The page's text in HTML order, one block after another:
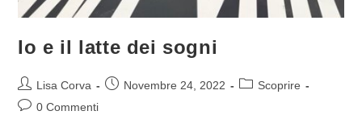
Io e il latte dei sogni
Lisa Corva Novembre 24, 2022
Scoprire
0 Commenti